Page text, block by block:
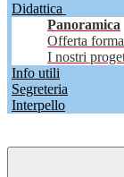
Didattica
Panoramica
Offerta
I nostri
Info utili
Segreteria
Interpello